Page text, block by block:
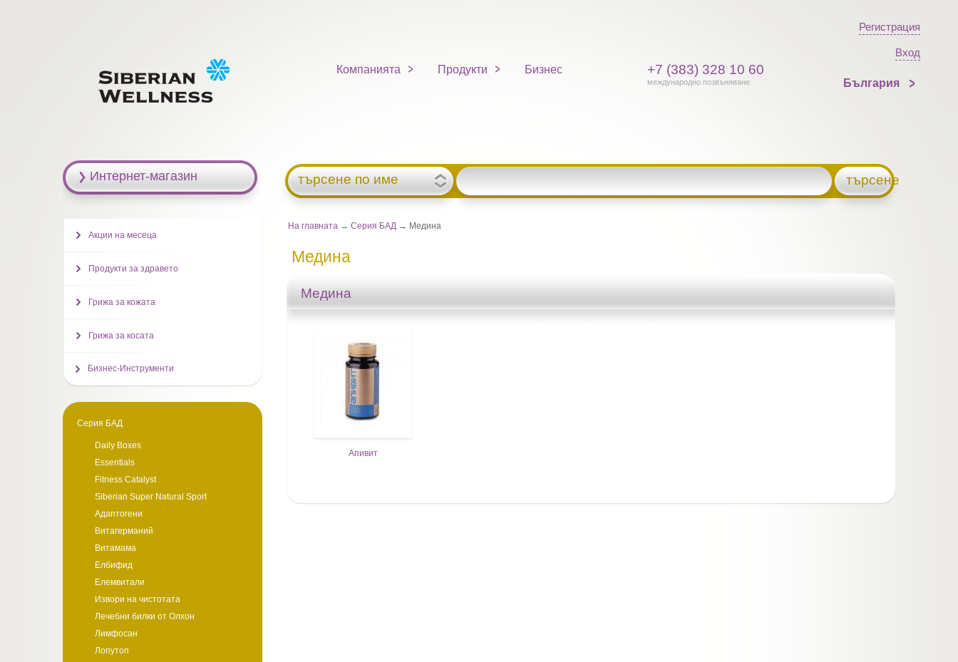
Компанията Продукти Бизнес +7 (383) 328 10 60
международно позвъняване
Регистрация
Вход
България
търсене по име търсене
На главната → Серия БАД → Медина
Медина
Медина
Апивит
Интернет-магазин
Акции на месеца
Продукти за здравето
Грижа за кожата
Грижа за косата
Бизнес-Инструменти
Серия БАД
Daily Boxes
Essentials
Fitness Catalyst
Siberian Super Natural Sport
Адаптогени
Витагерманий
Витамама
Елбифид
Елемвитали
Извори на чистотата
Лечебни билки от Олхон
Лимфосан
Лопутоп